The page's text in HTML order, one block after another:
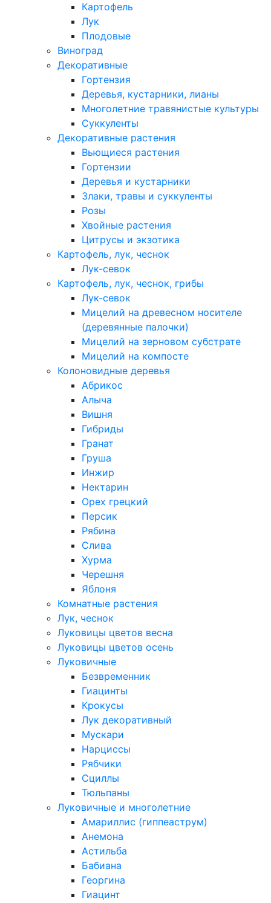
Картофель
Лук
Плодовые
Виноград
Декоративные
Гортензия
Деревья, кустарники, лианы
Многолетние травянистые культуры
Суккуленты
Декоративные растения
Вьющиеся растения
Гортензии
Деревья и кустарники
Злаки, травы и суккуленты
Розы
Хвойные растения
Цитрусы и экзотика
Картофель, лук, чеснок
Лук-севок
Картофель, лук, чеснок, грибы
Лук-севок
Мицелий на древесном носителе
(деревянные палочки)
Мицелий на зерновом субстрате
Мицелий на компосте
Колоновидные деревья
Абрикос
Алыча
Вишня
Гибриды
Гранат
Груша
Инжир
Нектарин
Орех грецкий
Персик
Рябина
Слива
Хурма
Черешня
Яблоня
Комнатные растения
Лук, чеснок
Луковицы цветов весна
Луковицы цветов осень
Луковичные
Безвременник
Гиацинты
Крокусы
Лук декоративный
Мускари
Нарциссы
Рябчики
Сциллы
Тюльпаны
Луковичные и многолетние
Амариллис (гиппеаструм)
Анемона
Астильба
Бабиана
Георгина
Гиацинт